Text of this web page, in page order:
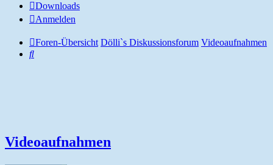
Downloads
Anmelden
Foren-Übersicht Dölli`s Diskussionsforum Videoaufnahmen
Suche
Videoaufnahmen